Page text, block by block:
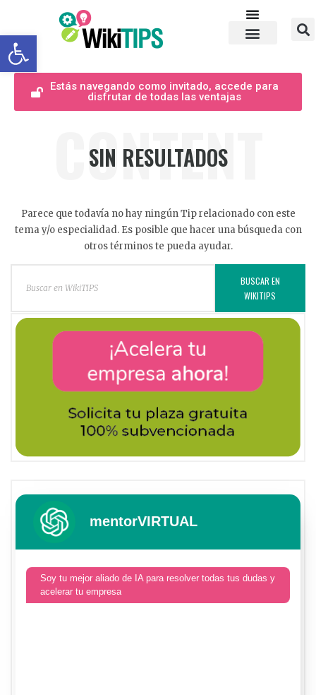
Abrir barra de herramientas
Estás navegando como invitado, accede para
disfrutar de todas las ventajas
CONTENT
SIN RESULTADOS
Parece que todavía no hay ningún Tip relacionado con este
tema y/o especialidad. Es posible que hacer una búsqueda con
otros términos te pueda ayudar.
BUSCAR EN
WIKITIPS
mentorVIRTUAL
Soy tu mejor aliado de IA para resolver todas tus dudas y
acelerar tu empresa